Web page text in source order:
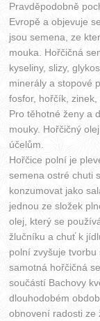
Pravděpodobně
Evropě a objevuje
jsou semena, ze
mouka. Hořčičná
kyseliny, slizy,
minerály a stopové
fosfor, hořčík,
Pro těhotné ženy a
mouky. Hořčičný
účelům.
Hořčice polní je
semena ostré chuti
konzumovat jako
jednou ze složek
olej, který se
žlučníku a chuť k
polní zvyšuje tvorbu
samotná hořčičná
součástí Bachovy
dlouhodobém
obnovení radosti ze